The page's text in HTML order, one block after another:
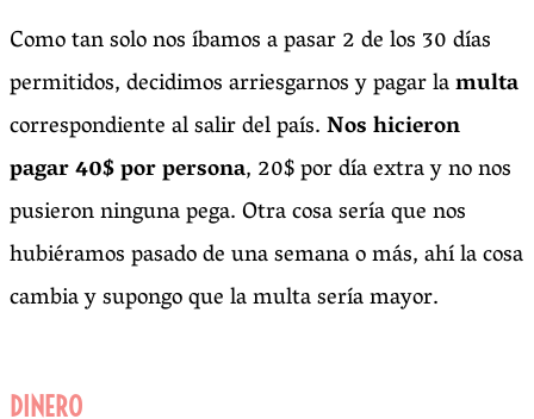
Como tan solo nos íbamos a pasar 2 de los 30 días
permitidos, decidimos arriesgarnos y pagar lamulta
correspondiente al salir del país.Nos hicieron
pagar 40$ por persona, 20$ por día extra y no nos
pusieron ninguna pega. Otra cosa sería que nos
hubiéramos pasado de una semana o más, ahí la cosa
cambia y supongo que la multa sería mayor.
DINERO